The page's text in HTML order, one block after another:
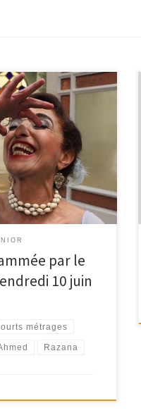
– 18h30 On vous
[…]
par le
10 juin
métrages
Razana